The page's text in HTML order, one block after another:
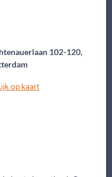
102-120,
op kaart